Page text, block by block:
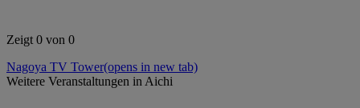
Zeigt 0 von 0
Nagoya TV Tower(opens in new tab)
Weitere Veranstaltungen in Aichi